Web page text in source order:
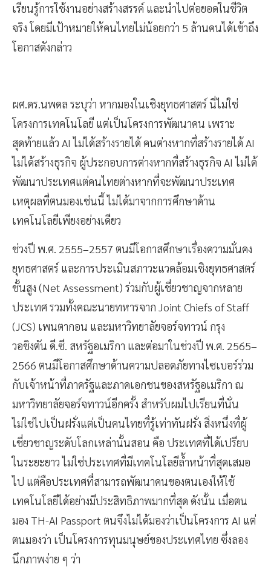
เรียนรู้การใช้งานอย่างสร้างสรรค์ และนำไปต่อยอดในชีวิต
จริง โดยมีเป้าหมายให้คนไทยไม่น้อยกว่า 5 ล้านคนได้เข้าถึง
โอกาสดังกล่าว
ผศ.ดร.นพดล ระบุว่า หากมองในเชิงยุทธศาสตร์ นี่ไม่ใช่
โครงการเทคโนโลยี แต่เป็นโครงการพัฒนาคน เพราะ
สุดท้ายแล้ว AI ไม่ได้สร้างรายได้ คนต่างหากที่สร้างรายได้ AI
ไม่ได้สร้างธุรกิจ ผู้ประกอบการต่างหากที่สร้างธุรกิจ AI ไม่ได้
พัฒนาประเทศแต่คนไทยต่างหากที่จะพัฒนาประเทศ
เหตุผลที่ตนมองเช่นนี้ ไม่ได้มาจากการศึกษาด้าน
เทคโนโลยีเพียงอย่างเดียว
ช่วงปี พ.ศ. 2555–2557 ตนมีโอกาสศึกษาเรื่องความมั่นคง
ยุทธศาสตร์ และการประเมินสภาวะแวดล้อมเชิงยุทธศาสตร์
ชั้นสูง (Net Assessment) ร่วมกับผู้เชี่ยวชาญจากหลาย
ประเทศ รวมทั้งคณะนายทหารจาก Joint Chiefs of Staff
(JCS) เพนตากอน และมหาวิทยาลัยจอร์จทาวน์ กรุง
วอชิงตัน ดี.ซี. สหรัฐอเมริกา และต่อมาในช่วงปี พ.ศ. 2565–
2566 ตนมีโอกาสศึกษาด้านความปลอดภัยทางไซเบอร์ร่วม
กับเจ้าหน้าที่ภาครัฐและภาคเอกชนของสหรัฐอเมริกา ณ
มหาวิทยาลัยจอร์จทาวน์อีกครั้ง สำหรับผมไปเรียนที่นั่น
ไม่ใช่ไปเป็นฝรั่งแต่เป็นคนไทยที่รู้เท่าทันฝรั่ง สิ่งหนึ่งที่ผู้
เชี่ยวชาญระดับโลกเหล่านั้นสอน คือ ประเทศที่ได้เปรียบ
ในระยะยาว ไม่ใช่ประเทศที่มีเทคโนโลยีล้ำหน้าที่สุดเสมอ
ไป แต่คือประเทศที่สามารถพัฒนาคนของตนเองให้ใช้
เทคโนโลยีได้อย่างมีประสิทธิภาพมากที่สุด ดังนั้น เมื่อตน
มอง TH-AI Passport ตนจึงไม่ได้มองว่าเป็นโครงการ AI แต่
ตนมองว่า เป็นโครงการทุนมนุษย์ของประเทศไทย ซึ่งลอง
นึกภาพง่าย ๆ ว่า